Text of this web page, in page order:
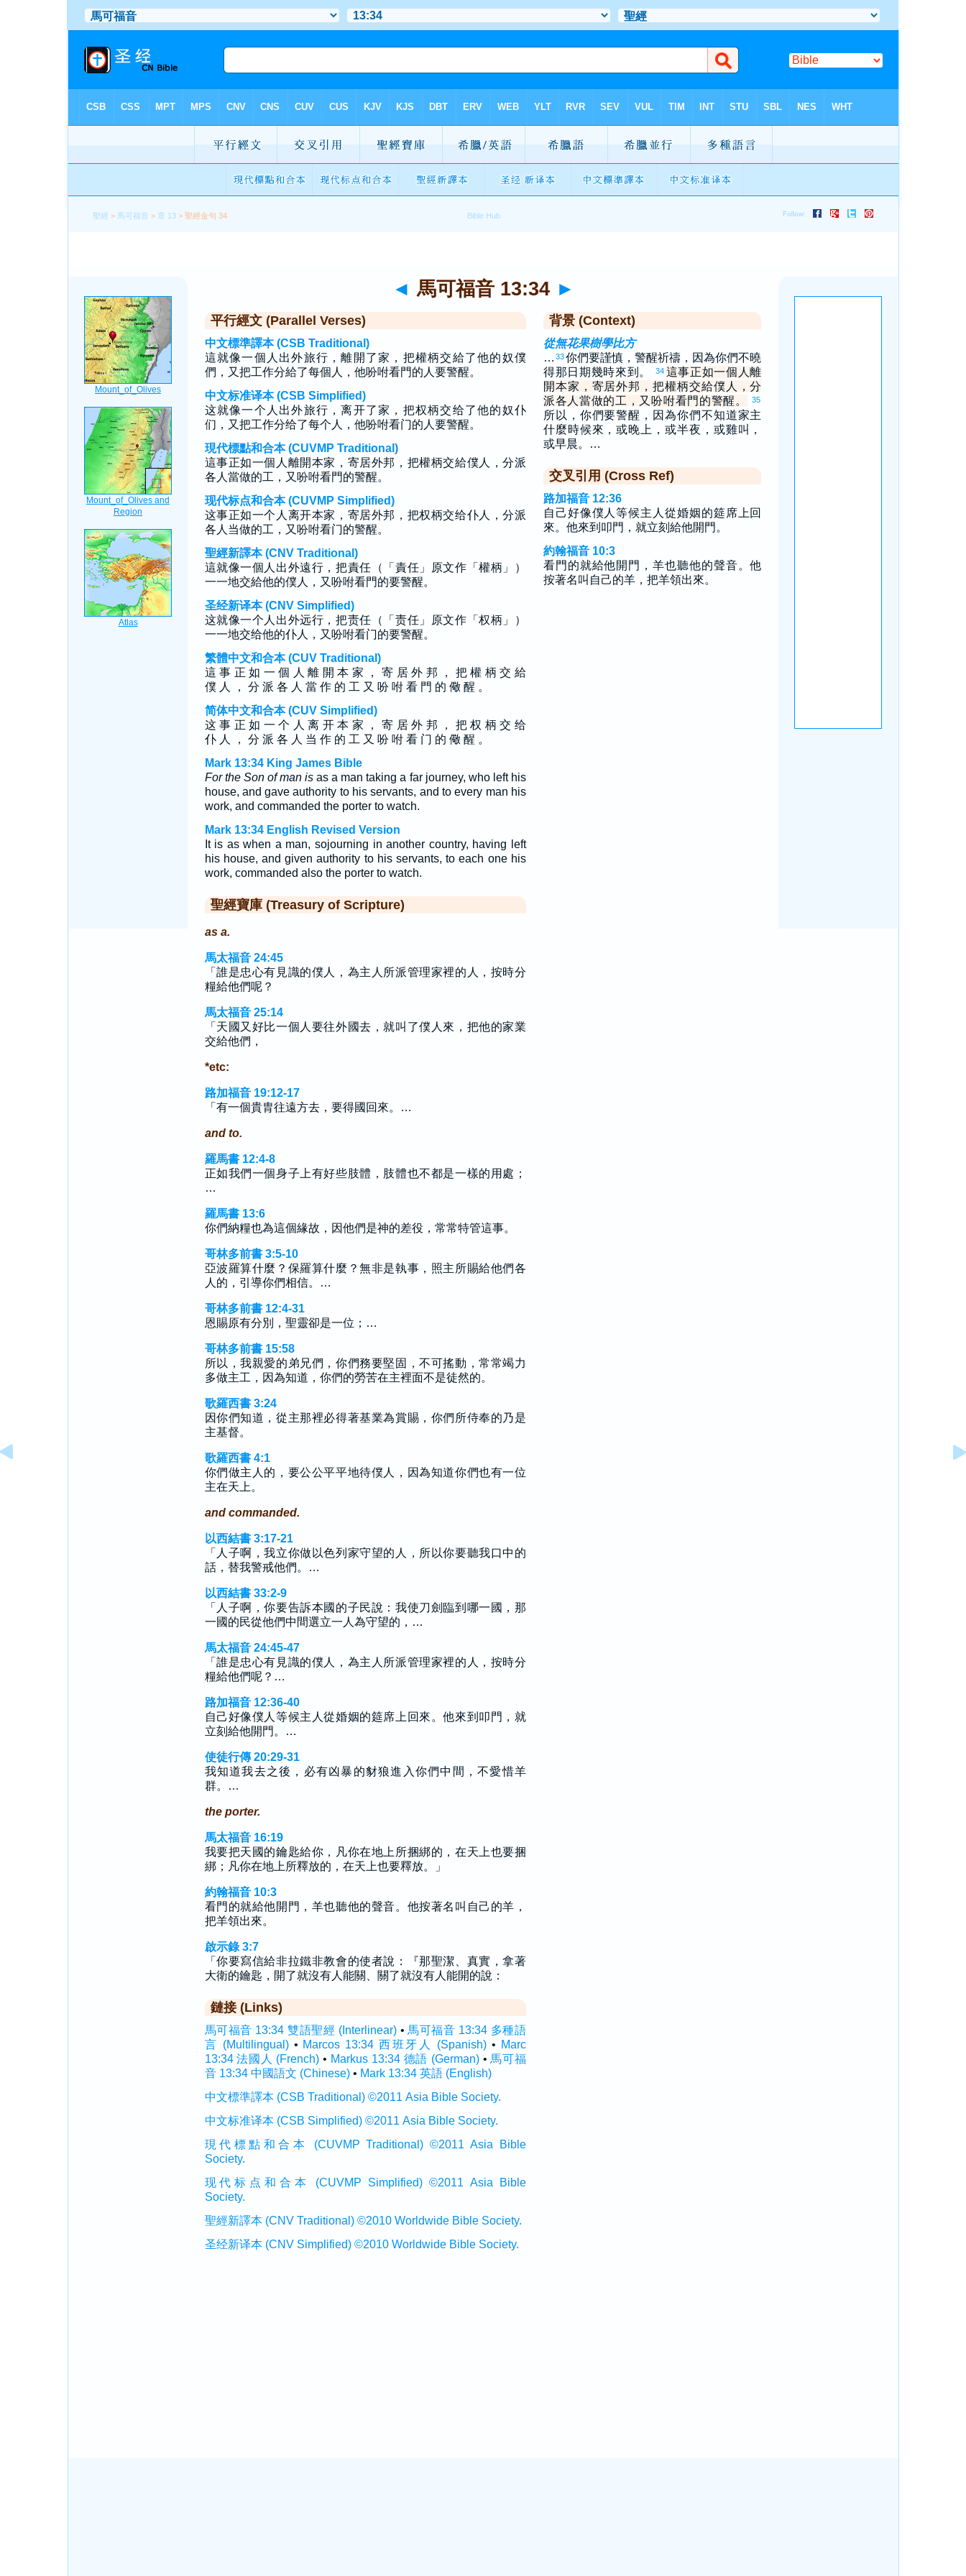
聖經 > 馬可福音 > 章 13 > 聖經金句 34
◄ 馬可福音 13:34 ►
平行經文 (Parallel Verses)
中文標準譯本 (CSB Traditional)
這就像一個人出外旅行，離開了家，把權柄交給了他的奴僕
們，又把工作分給了每個人，他吩咐看門的人要警醒。
中文标准译本 (CSB Simplified)
这就像一个人出外旅行，离开了家，把权柄交给了他的奴仆
们，又把工作分给了每个人，他吩咐看门的人要警醒。
現代標點和合本 (CUVMP Traditional)
這事正如一個人離開本家，寄居外邦，把權柄交給僕人，分派
各人當做的工，又吩咐看門的警醒。
现代标点和合本 (CUVMP Simplified)
这事正如一个人离开本家，寄居外邦，把权柄交给仆人，分派
各人当做的工，又吩咐看门的警醒。
聖經新譯本 (CNV Traditional)
這就像一個人出外遠行，把責任（「責任」原文作「權柄」）
一一地交給他的僕人，又吩咐看門的要警醒。
圣经新译本 (CNV Simplified)
这就像一个人出外远行，把责任（「责任」原文作「权柄」）
一一地交给他的仆人，又吩咐看门的要警醒。
繁體中文和合本 (CUV Traditional)
這 事 正 如 一 個 人 離 開 本 家 ， 寄 居 外 邦 ， 把 權 柄 交 給
僕 人 ， 分 派 各 人 當 作 的 工 又 吩 咐 看 門 的 儆 醒 。
简体中文和合本 (CUV Simplified)
这 事 正 如 一 个 人 离 开 本 家 ， 寄 居 外 邦 ， 把 权 柄 交 给
仆 人 ， 分 派 各 人 当 作 的 工 又 吩 咐 看 门 的 儆 醒 。
Mark 13:34 King James Bible
For the Son of man isas a man taking a far journey, who left his
house, and gave authority to his servants, and to every man his
work, and commanded the porter to watch.
Mark 13:34 English Revised Version
It is as when a man, sojourning in another country, having left
his house, and given authority to his servants, to each one his
work, commanded also the porter to watch.
聖經寶庫 (Treasury of Scripture)
as a.
馬太福音 24:45
「誰是忠心有見識的僕人，為主人所派管理家裡的人，按時分
糧給他們呢？
馬太福音 25:14
「天國又好比一個人要往外國去，就叫了僕人來，把他的家業
交給他們，
*etc:
路加福音 19:12-17
「有一個貴胄往遠方去，要得國回來。…
and to.
羅馬書 12:4-8
正如我們一個身子上有好些肢體，肢體也不都是一樣的用處；
…
羅馬書 13:6
你們納糧也為這個緣故，因他們是神的差役，常常特管這事。
哥林多前書 3:5-10
亞波羅算什麼？保羅算什麼？無非是執事，照主所賜給他們各
人的，引導你們相信。…
哥林多前書 12:4-31
恩賜原有分別，聖靈卻是一位；…
哥林多前書 15:58
所以，我親愛的弟兄們，你們務要堅固，不可搖動，常常竭力
多做主工，因為知道，你們的勞苦在主裡面不是徒然的。
歌羅西書 3:24
因你們知道，從主那裡必得著基業為賞賜，你們所侍奉的乃是
主基督。
歌羅西書 4:1
你們做主人的，要公公平平地待僕人，因為知道你們也有一位
主在天上。
and commanded.
以西結書 3:17-21
「人子啊，我立你做以色列家守望的人，所以你要聽我口中的
話，替我警戒他們。…
以西結書 33:2-9
「人子啊，你要告訴本國的子民說：我使刀劍臨到哪一國，那
一國的民從他們中間選立一人為守望的，…
馬太福音 24:45-47
「誰是忠心有見識的僕人，為主人所派管理家裡的人，按時分
糧給他們呢？…
路加福音 12:36-40
自己好像僕人等候主人從婚姻的筵席上回來。他來到叩門，就
立刻給他開門。…
使徒行傳 20:29-31
我知道我去之後，必有凶暴的豺狼進入你們中間，不愛惜羊
群。…
the porter.
馬太福音 16:19
我要把天國的鑰匙給你，凡你在地上所捆綁的，在天上也要捆
綁；凡你在地上所釋放的，在天上也要釋放。」
約翰福音 10:3
看門的就給他開門，羊也聽他的聲音。他按著名叫自己的羊，
把羊領出來。
啟示錄 3:7
「你要寫信給非拉鐵非教會的使者說：『那聖潔、真實，拿著
大衛的鑰匙，開了就沒有人能關、關了就沒有人能開的說：
鏈接 (Links)
馬可福音 13:34 雙語聖經 (Interlinear) • 馬可福音 13:34 多種語
言 (Multilingual)• Marcos 13:34 西班牙人 (Spanish) • Marc
13:34 法國人 (French) • Markus 13:34 德語 (German)• 馬可福
音 13:34 中國語文 (Chinese)• Mark 13:34 英語 (English)
中文標準譯本 (CSB Traditional) ©2011 Asia Bible Society.
中文标准译本 (CSB Simplified) ©2011 Asia Bible Society.
現代標點和合本 (CUVMP Traditional) ©2011 Asia Bible
Society.
现代标点和合本 (CUVMP Simplified) ©2011 Asia Bible
Society.
聖經新譯本 (CNV Traditional) ©2010 Worldwide Bible Society.
圣经新译本 (CNV Simplified) ©2010 Worldwide Bible Society.
背景 (Context)
從無花果樹學比方
… 33你們要謹慎，警醒祈禱，因為你們不曉
得那日期幾時來到。
34 這事正如一個人離
開本家，寄居外邦，把權柄交給僕人，分
派各人當做的工，又吩咐看門的警醒。
35
所以，你們要警醒，因為你們不知道家主
什麼時候來，或晚上，或半夜，或雞叫，
或早晨。…
交叉引用 (Cross Ref)
路加福音 12:36
自己好像僕人等候主人從婚姻的筵席上回
來。他來到叩門，就立刻給他開門。
約翰福音 10:3
看門的就給他開門，羊也聽他的聲音。他
按著名叫自己的羊，把羊領出來。